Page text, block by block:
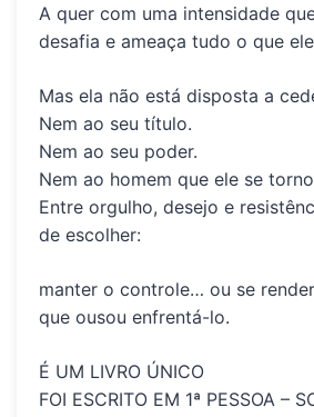
A quer com uma intensidade
desafia e ameaça tudo o que
Mas ela não está disposta a
Nem ao seu título.
Nem ao seu poder.
Nem ao homem que ele se
Entre orgulho, desejo e
de escolher:
manter o controle… ou se
que ousou enfrentá-lo.
É UM LIVRO ÚNICO
FOI ESCRITO EM 1ª PESSOA –